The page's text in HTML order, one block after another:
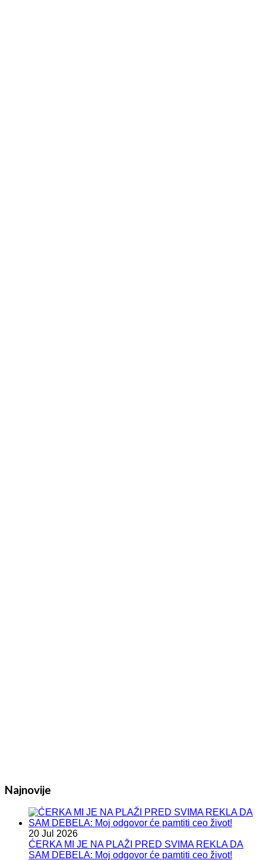
Najnovije
20 Jul 2026
ĆERKA MI JE NA PLAŽI PRED SVIMA REKLA DA
SAM DEBELA: Moj odgovor će pamtiti ceo život!